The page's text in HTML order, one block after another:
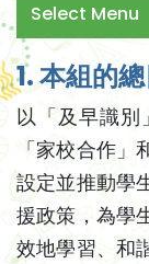
Select Menu
1. 本組的
以「及早識別
「家校合作
設定並推動學
援政策，為學
效地學習、和